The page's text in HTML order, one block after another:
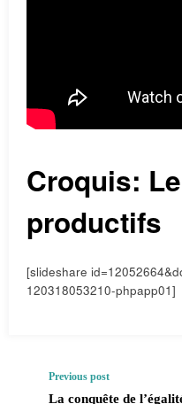
Croquis:
productifs
[slideshare
120318053210-phpapp01]
Previous post
La conquête de